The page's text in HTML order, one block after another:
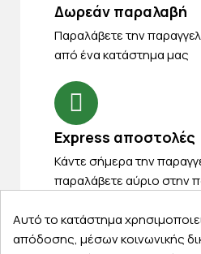
Δωρεάν παραλαβή
Παραλάβετε την
από ένα κατάστημα μας
Express αποστολές
Κάντε σήμερα την
παραλάβετε αύριο στην
Αυτό το κατάστημα
απόδοσης, μέσων κοινωνικής